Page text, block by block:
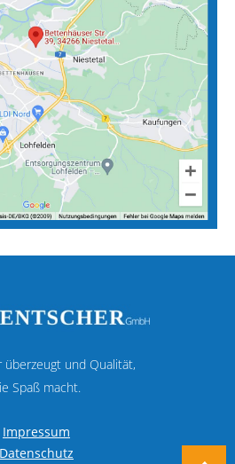
überzeugt und Qualität,
Spaß macht.
Impressum
Datenschutz